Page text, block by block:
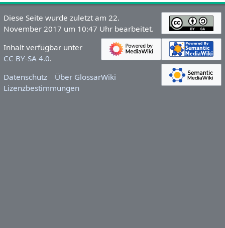
Diese Seite wurde zuletzt am 22.
November 2017 um 10:47 Uhr bearbeitet.
Inhalt verfügbar unter
CC BY-SA 4.0.
Datenschutz
Über GlossarWiki
Lizenzbestimmungen